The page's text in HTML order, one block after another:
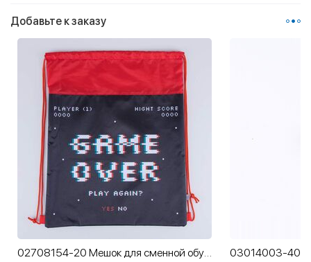
Добавьте к заказу
02708154-20 Мешок для сменной обуви черный